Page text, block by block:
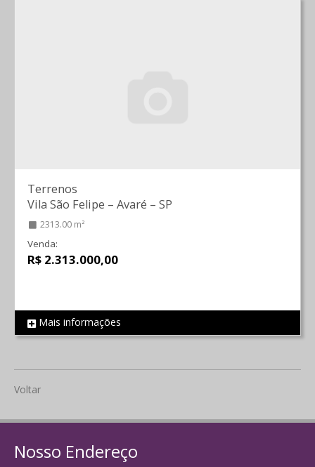
REF 2032
Terrenos
Vila São Felipe – Avaré – SP
2313.00 m²
Venda:
R$ 2.313.000,00
Mais informações
Voltar
Nosso Endereço